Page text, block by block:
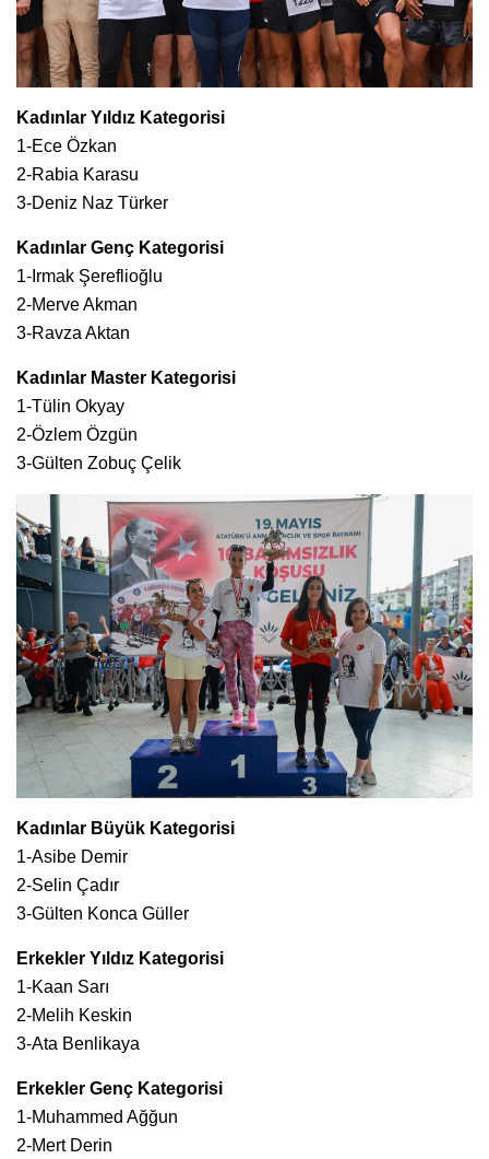
Kadınlar Yıldız Kategorisi
1-Ece Özkan
2-Rabia Karasu
3-Deniz Naz Türker
Kadınlar Genç Kategorisi
1-Irmak Şereflioğlu
2-Merve Akman
3-Ravza Aktan
Kadınlar Master Kategorisi
1-Tülin Okyay
2-Özlem Özgün
3-Gülten Zobuç Çelik
Kadınlar Büyük Kategorisi
1-Asibe Demir
2-Selin Çadır
3-Gülten Konca Güller
Erkekler Yıldız Kategorisi
1-Kaan Sarı
2-Melih Keskin
3-Ata Benlikaya
Erkekler Genç Kategorisi
1-Muhammed Ağğun
2-Mert Derin